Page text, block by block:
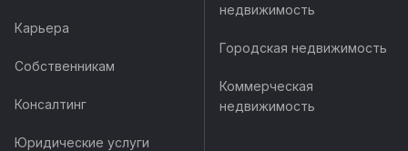
Карьера
Собственникам
Консалтинг
Юридические услуги
недвижимость
Городская недвижимость
Коммерческая
недвижимость